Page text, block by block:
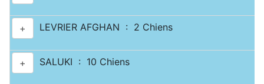
+ LEVRIER AFGHAN : 2 Chiens
+ SALUKI : 10 Chiens